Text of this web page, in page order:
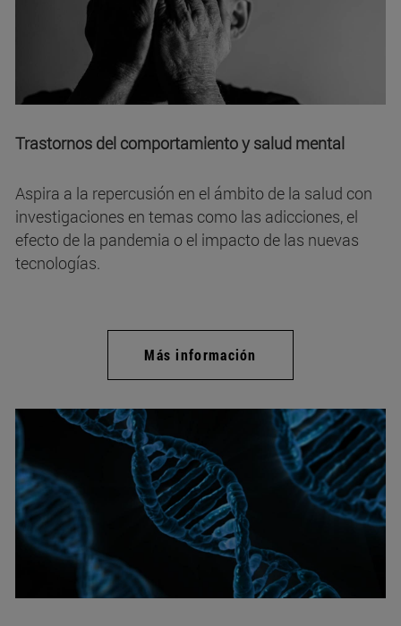
Trastornos del comportamiento y salud mental
Aspira a la repercusión en el ámbito de la salud con
investigaciones en temas como las adicciones, el
efecto de la pandemia o el impacto de las nuevas
tecnologías.
Más información